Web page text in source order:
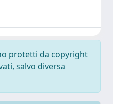
protetti da copyright
salvo diversa